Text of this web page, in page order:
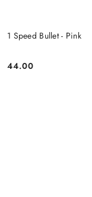
1 Speed Bullet - Pink
Cena:
44.00